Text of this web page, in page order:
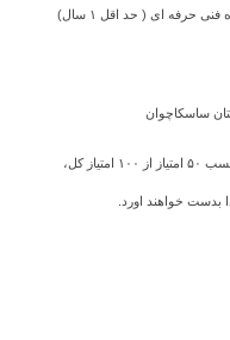
افرادی که دارای شرایط بالا می باشند در صورت کسب ۵۰ امتیاز از ۱۰۰ امتیاز کل،
بدست خواهند اورد.